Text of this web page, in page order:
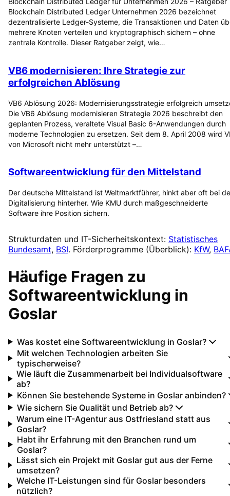
Blockchain Distributed Ledger Unternehmen 2026 bezeichnet
dezentralisierte Ledger-Systeme, die Transaktionen und Daten
mehrere Knoten verteilen und kryptographisch sichern – ohne
zentrale Kontrolle. Dieser Ratgeber zeigt, wie…
VB6 modernisieren: Ihre Strategie zur
erfolgreichen Ablösung
VB6 Ablösung 2026: Modernisierungsstrategie erfolgreich
Die VB6 Ablösung modernisieren Strategie 2026 beschreibt den
geplanten Prozess, veraltete Visual Basic 6-Anwendungen durch
moderne Technologien zu ersetzen. Seit dem 8. April 2008 wird
von Microsoft nicht mehr unterstützt –…
Softwareentwicklung für den Mittelstand
Der deutsche Mittelstand ist Weltmarktführer, hinkt aber oft bei
Digitalisierung hinterher. Wie KMU durch maßgeschneiderte
Software ihre Position sichern.
Strukturdaten und IT-Sicherheitskontext: Statistisches
Bundesamt, BSI. Förderprogramme (Überblick): KfW,
Häufige Fragen zu
Softwareentwicklung in
Goslar
Was kostet eine Softwareentwicklung in Goslar?
Mit welchen Technologien arbeiten Sie
typischerweise?
Wie läuft die Zusammenarbeit bei Individualsoftware
ab?
Können Sie bestehende Systeme in Goslar anbinden?
Wie sichern Sie Qualität und Betrieb ab?
Warum eine IT-Agentur aus Ostfriesland statt aus
Goslar?
Habt ihr Erfahrung mit den Branchen rund um
Goslar?
Lässt sich ein Projekt mit Goslar gut aus der Ferne
umsetzen?
Welche IT-Leistungen sind für Goslar besonders
nützlich?